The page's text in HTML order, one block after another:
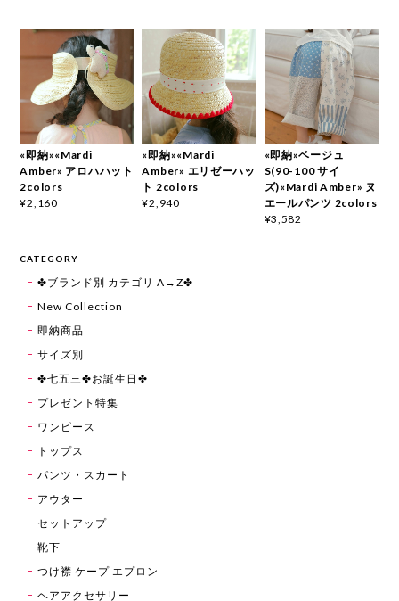
«即納»«Mardi
Amber» アロハハット
2colors
¥2,160
«即納»«Mardi
Amber» エリゼーハッ
ト 2colors
¥2,940
«即納»ベージュ
S(90-100 サイ
ズ)«Mardi Amber» ヌ
エールパンツ 2colors
¥3,582
CATEGORY
✤ブランド別 カテゴリ A→Z✤
New Collection
即納商品
サイズ別
✤七五三✤お誕生日✤
プレゼント特集
ワンピース
トップス
パンツ・スカート
アウター
セットアップ
靴下
つけ襟 ケープ エプロン
ヘアアクセサリー